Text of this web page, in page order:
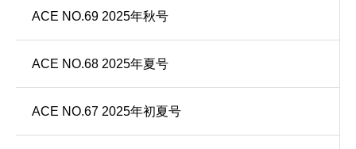
ACE NO.69 2025年秋号
ACE NO.68 2025年夏号
ACE NO.67 2025年初夏号